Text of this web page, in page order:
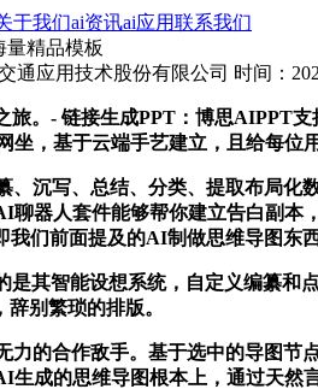
于我们ai资讯ai应用联系我们
量精品模板
通应用技术股份有限公司 时间：
- 链接生成PPT：博思AIPPT支
坐，基于云端手艺建立，且给每位
沉写、总结、分类、提取布局化数
聊器人套件能够帮你建立告白副本
我们前面提及的AI制做思维导图东
智能设想系统，自定义编纂和点
别繁琐的排版。
的合作敌手。基于选中的导图节点
生成的思维导图根本上，通过天然